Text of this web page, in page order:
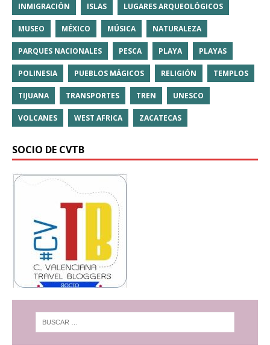
INMIGRACIÓN ISLAS LUGARES ARQUEOLÓGICOS
MUSEO MÉXICO MÚSICA NATURALEZA
PARQUES NACIONALES PESCA PLAYA PLAYAS
POLINESIA PUEBLOS MÁGICOS RELIGIÓN TEMPLOS
TIJUANA TRANSPORTES TREN UNESCO
VOLCANES WEST AFRICA ZACATECAS
SOCIO DE CVTB